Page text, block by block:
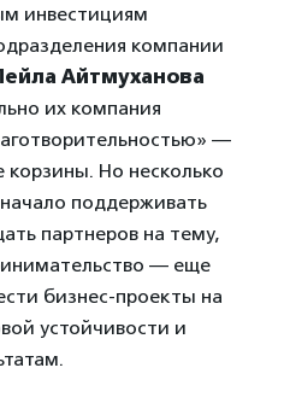
инвестициям
компании
Айтмуханова
их компания
—
корзины. Но несколько
поддерживать
партнеров на тему,
— еще
бизнес-проекты на
устойчивости и